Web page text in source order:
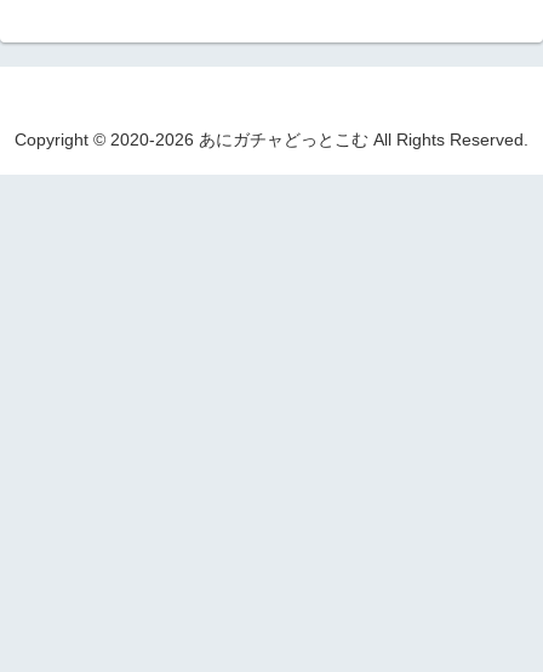
Copyright © 2020-2026 あにガチャどっとこむ All Rights Reserved.